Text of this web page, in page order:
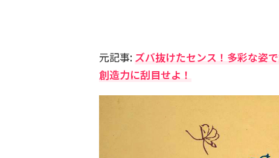
元記事: ズバ抜けたセンス！多彩な姿
創造力に刮目せよ！